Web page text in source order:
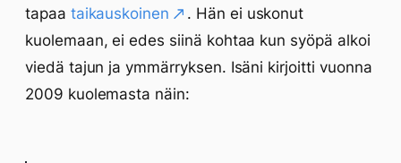
tapaa taikauskoinen
. Hän ei uskonut
kuolemaan, ei edes siinä kohtaa kun syöpä alkoi
viedä tajun ja ymmärryksen. Isäni kirjoitti vuonna
2009 kuolemasta näin: